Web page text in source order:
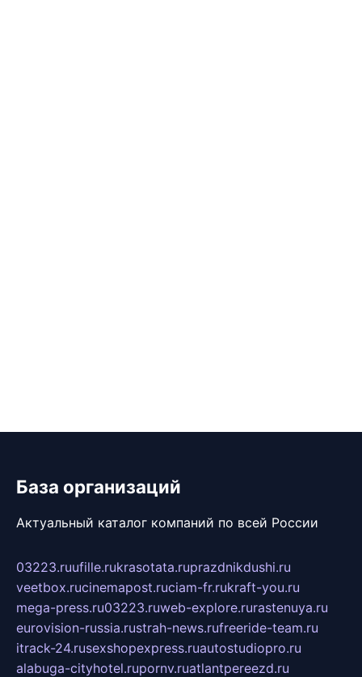
База организаций
Актуальный каталог компаний по всей России
03223.ruufille.rukrasotata.ruprazdnikdushi.ru
veetbox.rucinemapost.ruciam-fr.rukraft-you.ru
mega-press.ru03223.ruweb-explore.rurastenuya.ru
eurovision-russia.rustrah-news.rufreeride-team.ru
itrack-24.rusexshopexpress.ruautostudiopro.ru
alabuga-cityhotel.rupornv.ruatlantpereezd.ru